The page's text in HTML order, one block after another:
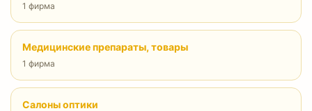
1 фирма
Медицинские препараты, товары
1 фирма
Салоны оптики